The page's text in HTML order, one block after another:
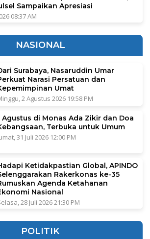
Sampaikan Apresiasi
08:37 AM
NASIONAL
Surabaya, Nasaruddin Umar
Narasi Persatuan dan
Umat
2 Agustus 2026 19:58 PM
Agustus di Monas Ada Zikir dan Doa
Terbuka untuk Umum
31 Juli 2026 12:00 PM
Ketidakpastian Global, APINDO
Rakerkonas ke-35
Agenda Ketahanan
Nasional
28 Juli 2026 21:30 PM
POLITIK